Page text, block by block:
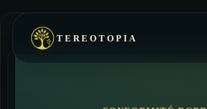
TEREOTOPIA